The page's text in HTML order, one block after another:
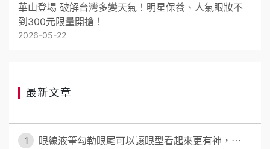
華山登場 破解台灣多變天氣！明星保養、人氣眼妝不
到300元限量開搶！
2026-05-22
最新文章
1 眼線液筆勾勒眼尾可以讓眼型看起來更有神，⋯